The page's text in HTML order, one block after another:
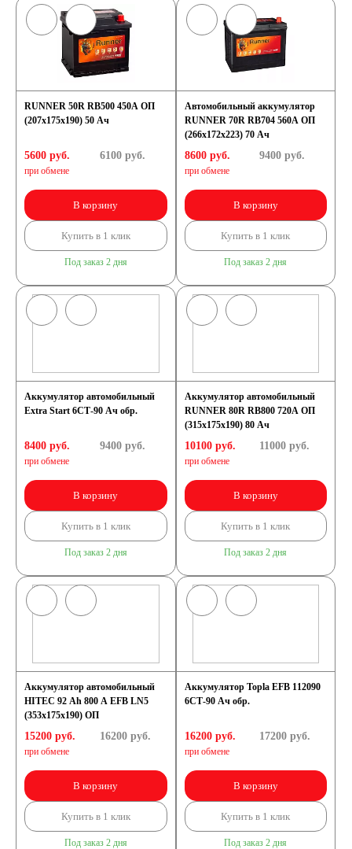
RUNNER 50R RB500 450A ОП
(207х175х190) 50 Ач
5600 руб.
при обмене
6100руб.
В корзину
Купить в 1 клик
Под заказ 2 дня
Автомобильный аккумулятор
RUNNER 70R RB704 560A ОП
(266х172х223) 70 Ач
8600 руб.
при обмене
9400 руб.
В корзину
Купить в 1 клик
Под заказ 2 дня
Аккумулятор автомобильный
Extra Start 6СТ-90 Ач обр.
8400 руб.
при обмене
9400руб.
В корзину
Купить в 1 клик
Под заказ 2 дня
Аккумулятор автомобильный
RUNNER 80R RB800 720A ОП
(315x175x190) 80 Ач
10100 руб.
при обмене
11000 руб.
В корзину
Купить в 1 клик
Под заказ 2 дня
Аккумулятор автомобильный
HITEC 92 Ah 800 A EFB LN5
(353x175x190) ОП
15200 руб.
при обмене
16200руб.
В корзину
Купить в 1 клик
Под заказ 2 дня
Аккумулятор Topla EFB 112090
6СТ-90 Ач обр.
16200 руб.
при обмене
17200 руб.
В корзину
Купить в 1 клик
Под заказ 2 дня